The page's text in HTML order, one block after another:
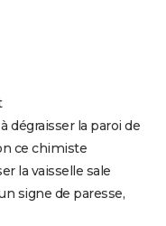
dégraisser la paroi de
ce chimiste
la vaisselle sale
signe de paresse,